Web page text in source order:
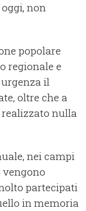
non
popolare
regionale e
il
oltre che a
realizzato nulla
nei campi
partecipati
in memoria